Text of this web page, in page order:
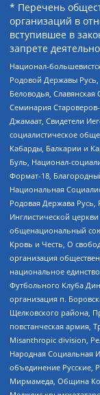
* Перечень
организаций в
вступившее в
запрете
Национал-
Родовой Державы
Беловодья,
Семинария
Джамаат, Свидетели
социалистическое
Кабарды, Балкарии и
Буль, Национал-
Формат-18,
Национальная
Родовая Держава Русь,
Инглистической
общенациональный
Кровь и Честь, О
организация
национальное
Футбольного Клуба
организация п.
Щелковского района,
повстанческая армия,
Misanthropic division,
Народная Социальная
объединение Русские,
Мирмамеда, Община